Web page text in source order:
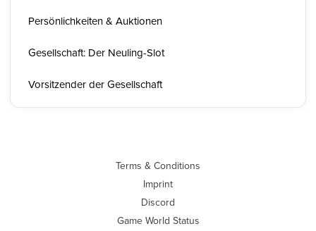
Persönlichkeiten & Auktionen
Gesellschaft: Der Neuling-Slot
Vorsitzender der Gesellschaft
Terms & Conditions
Imprint
Discord
Game World Status